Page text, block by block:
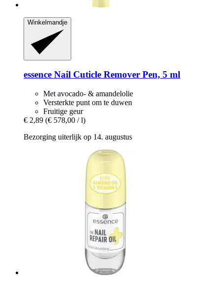
Winkelmandje
essence Nail Cuticle Remover Pen, 5 ml
Met avocado- & amandelolie
Versterkte punt om te duwen
Fruitige geur
€ 2,89 (€ 578,00 / l)
Bezorging uiterlijk op 14. augustus